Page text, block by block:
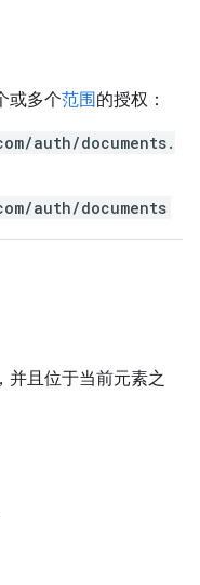
或多个范围的授权：
auth/documents.
auth/documents
并且位于当前元素之